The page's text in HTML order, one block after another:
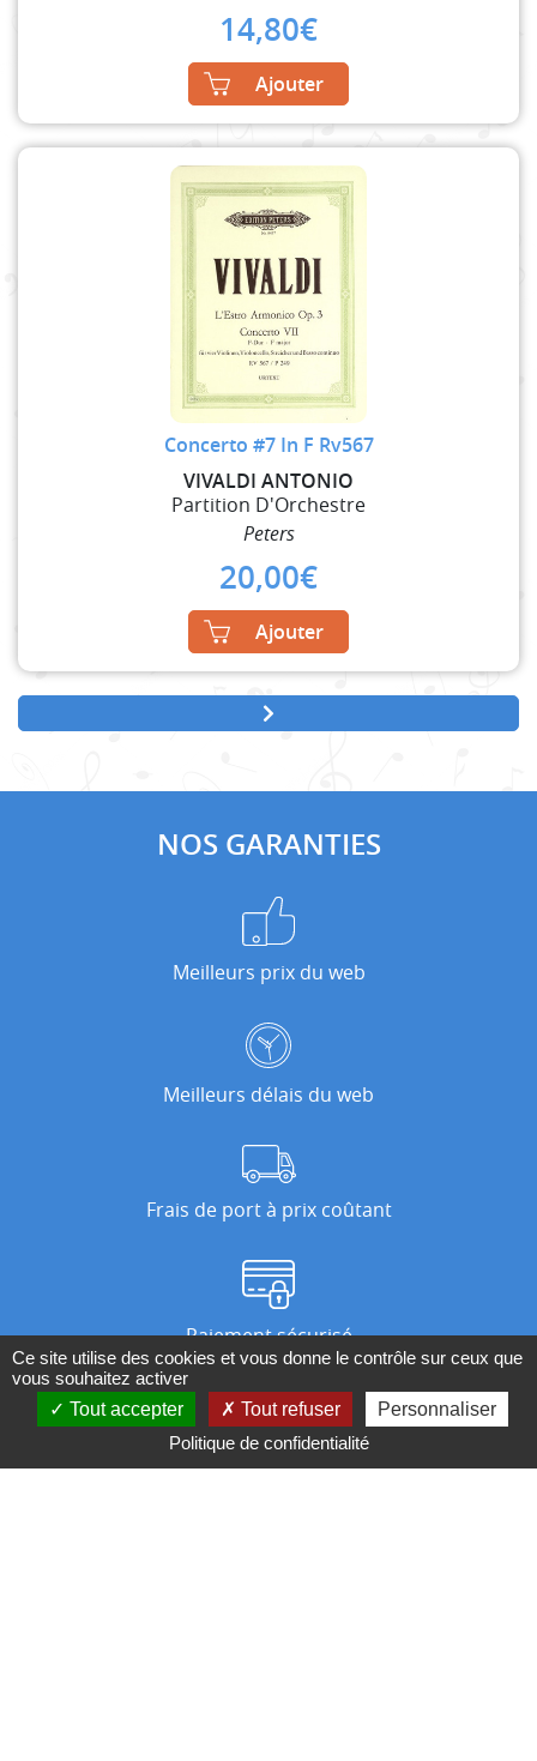
14,80€
Ajouter
Concerto #7 In F Rv567
VIVALDI ANTONIO
Partition D'Orchestre
Peters
20,00€
Ajouter
NOS GARANTIES
Meilleurs prix du web
Meilleurs délais du web
Frais de port à prix coûtant
Paiement sécurisé
Nos magasins
Ce site utilise des cookies et vous donne le contrôle sur ceux que
vous souhaitez activer
Tout accepter
Tout refuser
Personnaliser
Politique de confidentialité